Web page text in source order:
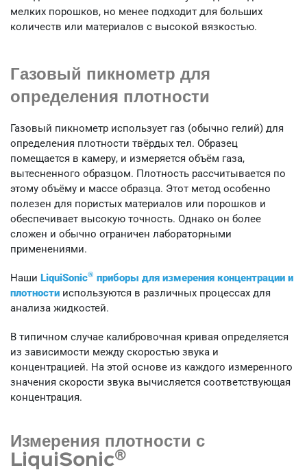
мелких порошков, но менее подходит для больших
количеств или материалов с высокой вязкостью.
Газовый пикнометр для
определения плотности
Газовый пикнометр использует газ (обычно гелий) для
определения плотности твёрдых тел. Образец
помещается в камеру, и измеряется объём газа,
вытесненного образцом. Плотность рассчитывается по
этому объёму и массе образца. Этот метод особенно
полезен для пористых материалов или порошков и
обеспечивает высокую точность. Однако он более
сложен и обычно ограничен лабораторными
применениями.
Наши LiquiSonic® приборы для измерения концентрации и
плотности используются в различных процессах для
анализа жидкостей.
В типичном случае калибровочная кривая определяется
из зависимости между скоростью звука и
концентрацией. На этой основе из каждого измеренного
значения скорости звука вычисляется соответствующая
концентрация.
Измерения плотности с
LiquiSonic®